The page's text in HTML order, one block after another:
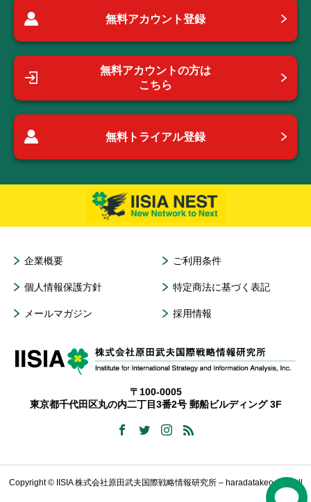
無料アカウント登録
無料アカウントの方は
こちら
無料トライアル登録
企業概要 ご利用条件
個人情報保護方針 特定商法に基づく表記
メールマガジン 採用情報
〒100-0005
東京都千代田区丸の内二丁目3番2号 郵船ビルディング 3F
Copyright © IISIA 株式会社原田武夫国際戦略情報研究所 – haradatakeo.com All